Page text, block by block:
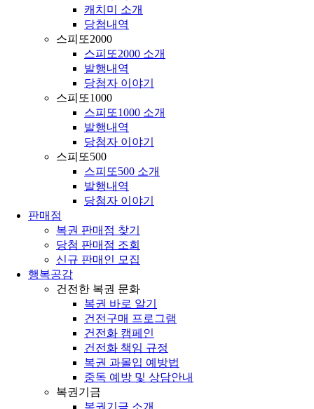
캐치미 소개
당첨내역
스피또2000
스피또2000 소개
발행내역
당첨자 이야기
스피또1000
스피또1000 소개
발행내역
당첨자 이야기
스피또500
스피또500 소개
발행내역
당첨자 이야기
판매점
복권 판매점 찾기
당첨 판매점 조회
신규 판매인 모집
행복공감
건전한 복권 문화
복권 바로 알기
건전구매 프로그램
건전화 캠페인
건전화 책임 규정
복권 과몰입 예방법
중독 예방 및 상담안내
복권기금